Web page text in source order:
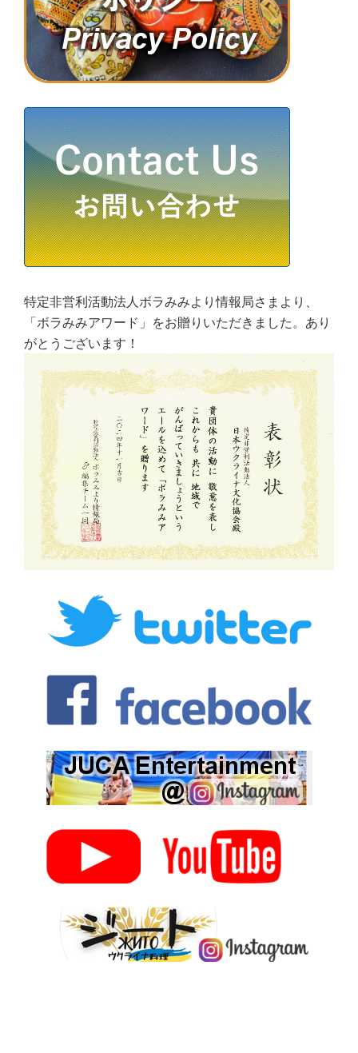
特定非営利活動法人ボラみみより情報局さまより、
「ボラみみアワード」をお贈りいただきました。あり
がとうございます！